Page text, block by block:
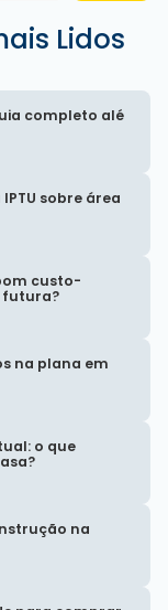
Lidos
completo alé
sobre área
custo-
futura?
na plana em
o que
na